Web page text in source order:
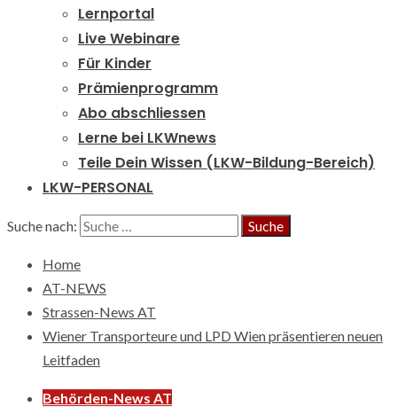
Lernportal
Live Webinare
Für Kinder
Prämienprogramm
Abo abschliessen
Lerne bei LKWnews
Teile Dein Wissen (LKW-Bildung-Bereich)
LKW-PERSONAL
Suche nach:
Home
AT-NEWS
Strassen-News AT
Wiener Transporteure und LPD Wien präsentieren neuen
Leitfaden
Behörden-News AT